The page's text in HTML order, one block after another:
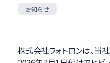
お知らせ
株式会社フォトロンは、当